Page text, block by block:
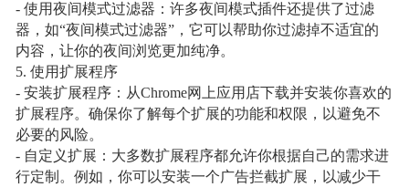
- 使用夜间模式过滤器：许多夜间模式插件还提供了过滤
器，如“夜间模式过滤器”，它可以帮助你过滤掉不适宜的
内容，让你的夜间浏览更加纯净。
5. 使用扩展程序
- 安装扩展程序：从Chrome网上应用店下载并安装你喜欢的
扩展程序。确保你了解每个扩展的功能和权限，以避免不
必要的风险。
- 自定义扩展：大多数扩展程序都允许你根据自己的需求进
行定制。例如，你可以安装一个广告拦截扩展，以减少干